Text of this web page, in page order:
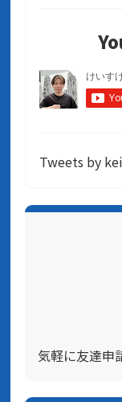
Tweets by
気軽に友達申